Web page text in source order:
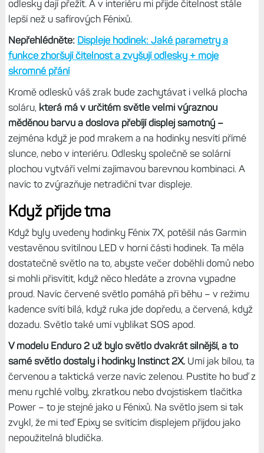
mohutná – je mohutnější než na Fénixech 6X/7X, a to už je
co říct. A nejen to.Displej je zde podstatně více zapuštěný
pod úroveň lunety, odhadem dva, možná i tři milimetry,
zatímco u Fénixů se nachází jen těsně pod ní. To výrazně
snižuje riziko poškrábání krycího skla.
A je to dobře, protože zatímco na Fénixech máte buď
Gorilla Glass DX nebo safír, zde je pouze levnější minerální
„noname“ sklo, které nemusí být tak odolné. Navíc má
oproti Gorille jednu zásadní nevýhodu – výrazně se leskně,
úroveň odlesků je stejná jako u safíru. A to považuji za
největší negativum hodinek. Určitou roli zde bude hrát
solární vrstva (sklo je označované jako Power Glass), ale
Zkrátka když si dám vedle sebe Fénix 6X a Instinct 2X,
dopadá to pro druhé jmenované hodinky dost špatně.
Taková sluníčková prasátka do obličeje, to není nic
příjemného.V interiéru zhoršují čitelnost odlesky bílých zdí
a oken, venku mraky a stromy. Na druhou stranu hodinky
nemají mapy a u datových polí či vzhledu hodinek se
odlesky dají přežít. A v interiéru mi přijde čitelnost stále
lepší než u safírových Fénixů.
Nepřehlédněte:Displeje hodinek: Jaké parametry a
funkce zhoršují čitelnost a zvyšují odlesky + moje
skromné přání
Kromě odlesků váš zrak bude zachytávat i velká plocha
soláru,
která má v určitém světle velmi výraznou
měděnou barvu a doslova přebíjí displej samotný –
zejména když je pod mrakem a na hodinky nesvítí přímé